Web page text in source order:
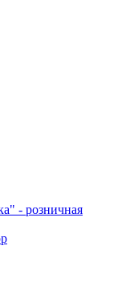
- розничная